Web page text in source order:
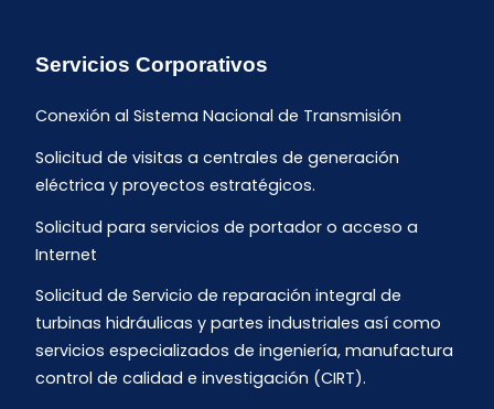
Servicios Corporativos
Conexión al Sistema Nacional de Transmisión
Solicitud de visitas a centrales de generación
eléctrica y proyectos estratégicos.
Solicitud para servicios de portador o acceso a
Internet
Solicitud de Servicio de reparación integral de
turbinas hidráulicas y partes industriales así como
servicios especializados de ingeniería, manufactura
control de calidad e investigación (CIRT).